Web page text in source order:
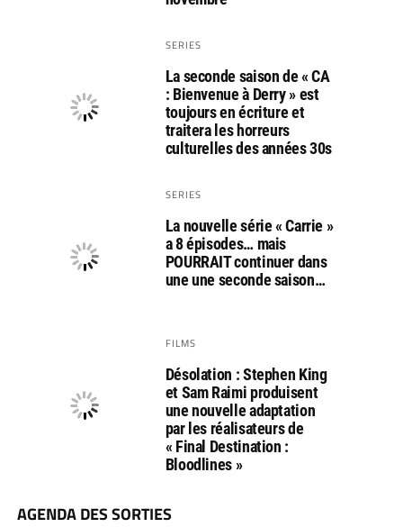
SERIES
La seconde saison de « CA
: Bienvenue à Derry » est
toujours en écriture et
traitera les horreurs
culturelles des années 30s
SERIES
La nouvelle série « Carrie »
a 8 épisodes… mais
POURRAIT continuer dans
une une seconde saison…
FILMS
Désolation : Stephen King
et Sam Raimi produisent
une nouvelle adaptation
par les réalisateurs de
« Final Destination :
Bloodlines »
AGENDA DES SORTIES